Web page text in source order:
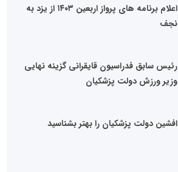
اعلام برنامه های پرواز اربعین ۱۴۰۳ از یزد به
نجف
رئیس سابق فدراسیون قایقرانی گزینه نهایی
وزیر ورزش دولت پزشکیان
افشین دولت پزشکیان را بهتر بشناسید